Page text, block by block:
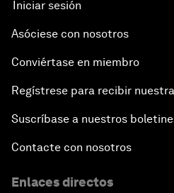
Iniciar sesión
Asóciese con nosotros
Conviértase en miembro
Regístrese para recibir
Suscríbase a nuestros
Contacte con nosotros
Enlaces directos